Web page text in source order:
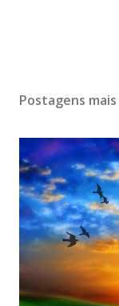
Postagens